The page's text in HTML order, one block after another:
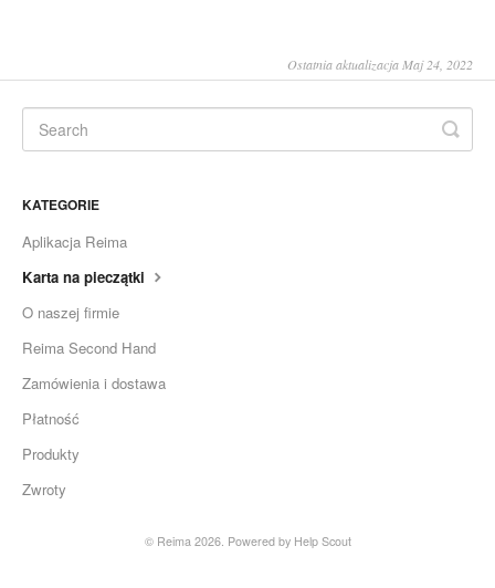
Ostatnia aktualizacja Maj 24, 2022
KATEGORIE
Aplikacja Reima
Karta na pieczątki
O naszej firmie
Reima Second Hand
Zamówienia i dostawa
Płatność
Produkty
Zwroty
© Reima 2026. Powered by Help Scout